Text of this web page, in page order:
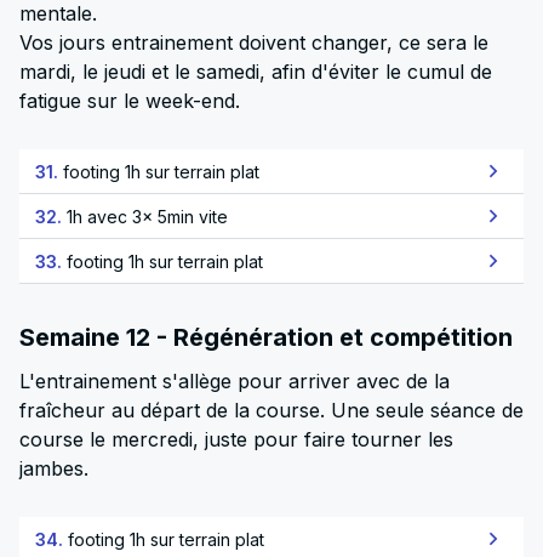
mentale.
Vos jours entrainement doivent changer, ce sera le
mardi, le jeudi et le samedi, afin d'éviter le cumul de
fatigue sur le week-end.
31. footing 1h sur terrain plat
32. 1h avec 3x 5min vite
33. footing 1h sur terrain plat
Semaine 12 - Régénération et compétition
L'entrainement s'allège pour arriver avec de la
fraîcheur au départ de la course. Une seule séance de
course le mercredi, juste pour faire tourner les
jambes.
34. footing 1h sur terrain plat